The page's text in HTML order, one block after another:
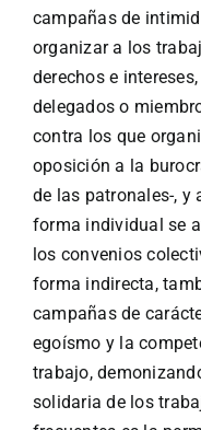
campañas de
organizar a los
derechos e
delegados o
contra los que
oposición a la
de las patronales-, y
forma individual se
los convenios
forma indirecta,
campañas de
egoísmo y la
trabajo,
solidaria de los